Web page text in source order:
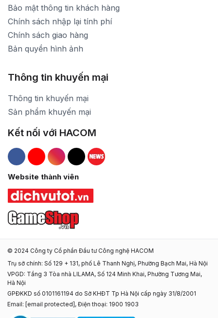
Bảo mật thông tin khách hàng
Chính sách nhập lại tính phí
Chính sách giao hàng
Bản quyền hình ảnh
Thông tin khuyến mại
Thông tin khuyến mại
Sản phẩm khuyến mại
Kết nối với HACOM
Hacom Facebook
Hacom YouTube
Hacom Instagram
Hacom TikTok
Website thành viên
© 2024 Công ty Cổ phần Đầu tư Công nghệ HACOM
Trụ sở chính: Số 129 + 131, phố Lê Thanh Nghị, Phường Bạch Mai, Hà Nội
VPGD: Tầng 3 Tòa nhà LILAMA, Số 124 Minh Khai, Phường Tương Mai,
Hà Nội
GPĐKKD số 0101161194 do Sở KHĐT Tp Hà Nội cấp ngày 31/8/2001
Email: [email protected] , Điện thoại: 1900 1903